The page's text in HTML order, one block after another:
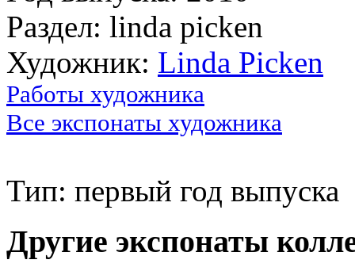
Раздел: linda picken
Художник: Linda Picken
Работы художника
Все экспонаты художника
Тип: первый год выпуска
Другие экспонаты